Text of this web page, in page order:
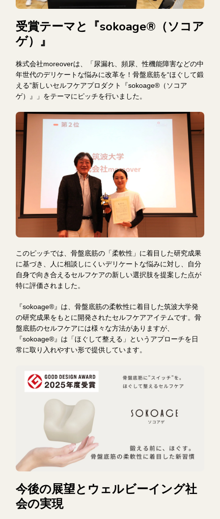
受賞テーマと『sokoage®（ソコア
ゲ）』
株式会社moreoverは、「尿漏れ、頻尿、性機能障害などの中
年世代のデリケートな悩みに改革を！骨盤底筋を“ほぐして鍛
える”新しいセルフケアプロダクト『sokoage®（ソコア
ゲ）』」をテーマにピッチを行いました。
このピッチでは、骨盤底筋の「柔軟性」に着目した研究成果
に基づき、人に相談しにくいデリケートな悩みに対し、自分
自身で向き合えるセルフケアの新しい選択肢を提案した点が
特に評価されました。
『sokoage®』は、骨盤底筋の柔軟性に着目した筑波大学発
の研究成果をもとに開発されたセルフケアアイテムです。骨
盤底筋のセルフケアには様々な方法がありますが、
『sokoage®』は「ほぐして整える」というアプローチを日
常に取り入れやすい形で提供しています。
今後の展望とウェルビーイング社
会の実現